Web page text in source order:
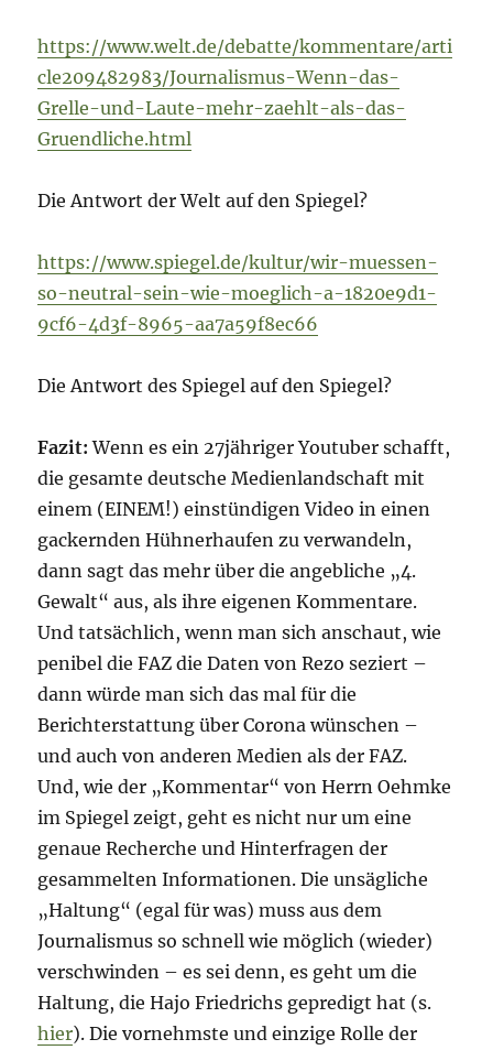
https://www.welt.de/debatte/kommentare/arti
cle209482983/Journalismus-Wenn-das-
Grelle-und-Laute-mehr-zaehlt-als-das-
Gruendliche.html
Die Antwort der Welt auf den Spiegel?
https://www.spiegel.de/kultur/wir-muessen-
so-neutral-sein-wie-moeglich-a-1820e9d1-
9cf6-4d3f-8965-aa7a59f8ec66
Die Antwort des Spiegel auf den Spiegel?
Fazit:Wenn es ein 27jähriger Youtuber schafft,
die gesamte deutsche Medienlandschaft mit
einem (EINEM!) einstündigen Video in einen
gackernden Hühnerhaufen zu verwandeln,
dann sagt das mehr über die angebliche „4.
Gewalt“ aus, als ihre eigenen Kommentare.
Und tatsächlich, wenn man sich anschaut, wie
penibel die FAZ die Daten von Rezo seziert –
dann würde man sich das mal für die
Berichterstattung über Corona wünschen –
und auch von anderen Medien als der FAZ.
Und, wie der „Kommentar“ von Herrn Oehmke
im Spiegel zeigt, geht es nicht nur um eine
genaue Recherche und Hinterfragen der
gesammelten Informationen. Die unsägliche
„Haltung“ (egal für was) muss aus dem
Journalismus so schnell wie möglich (wieder)
verschwinden – es sei denn, es geht um die
Haltung, die Hajo Friedrichs gepredigt hat (s.
hier). Die vornehmste und einzige Rolle der